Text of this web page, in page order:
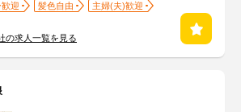
迎 髪色自由
主婦(夫)歓迎
の求人一覧を見る